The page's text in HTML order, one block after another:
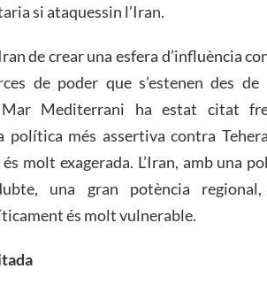
si ataquessin l’Iran.
de crear una esfera d’influència
de poder que s’estenen des
Mediterrani ha estat citat
política més assertiva contra
molt exagerada. L’Iran, amb una
una gran potència
és molt vulnerable.